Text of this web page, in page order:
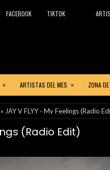
FACEBOOK TIKTOK
» ARTISTAS DEL MES » ZONA
» JAY V FLYY - My Feelings (Radio
(Radio Edit)